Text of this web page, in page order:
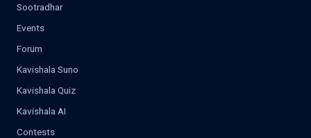
Sootradhar
Events
Forum
Kavishala Suno
Kavishala Quiz
Kavishala AI
Contests